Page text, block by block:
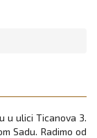
u ulici Ticanova 3.
Sadu. Radimo od